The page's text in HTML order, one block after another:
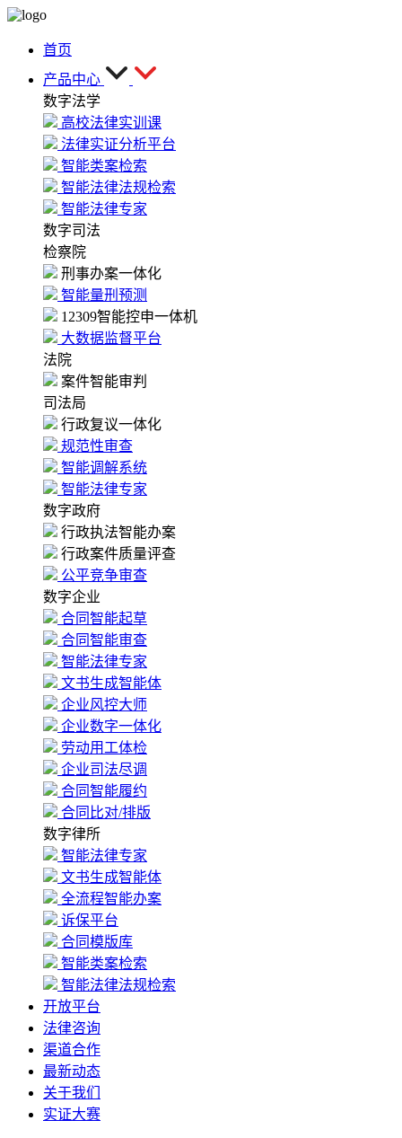
首页
产品中心
数字法学
高校法律实训课
法律实证分析平台
智能类案检索
智能法律法规检索
智能法律专家
数字司法
检察院
刑事办案一体化
智能量刑预测
12309智能控申一体机
大数据监督平台
法院
案件智能审判
司法局
行政复议一体化
规范性审查
智能调解系统
智能法律专家
数字政府
行政执法智能办案
行政案件质量评查
公平竞争审查
数字企业
合同智能起草
合同智能审查
智能法律专家
文书生成智能体
企业风控大师
企业数字一体化
劳动用工体检
企业司法尽调
合同智能履约
合同比对/排版
数字律所
智能法律专家
文书生成智能体
全流程智能办案
诉保平台
合同模版库
智能类案检索
智能法律法规检索
开放平台
法律咨询
渠道合作
最新动态
关于我们
实证大赛